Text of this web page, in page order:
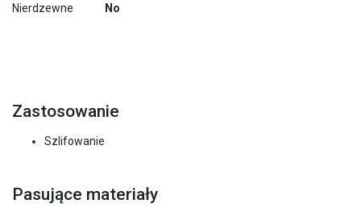
Nierdzewne
No
Zastosowanie
Szlifowanie
Pasujące materiały